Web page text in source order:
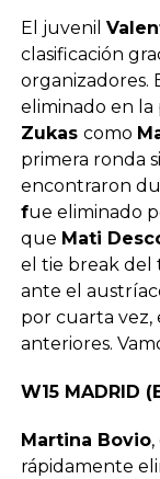
El juvenil
clasificación
organizadores.
eliminado en la
Zukas como
primera ronda
encontraron
fue eliminado
que Mati
el tie break del
ante el
por cuarta vez,
anteriores.
W15 MADRID
Martina Bovio,
rápidamente